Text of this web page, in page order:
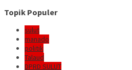
Topik Populer
sulut
manado
politik
Talaud
DPRD SULUT